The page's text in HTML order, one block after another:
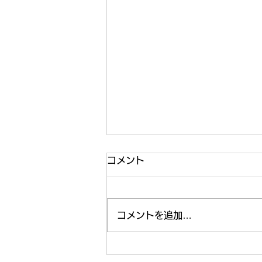
いよいよ納涼祭まであと1週
コメント
コメントを追加…